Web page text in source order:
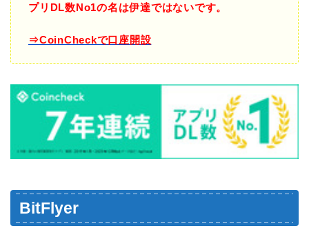
プリDL数No1の名は伊達ではないです。
⇒CoinCheckで口座開設
BitFlyer